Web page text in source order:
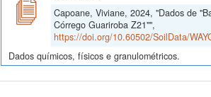
Capoane, Viviane, 2024, "Dados de
Córrego Guariroba Z21"",
https://doi.org/10.60502/SoilData/
Dados químicos, físicos e granulométricos.